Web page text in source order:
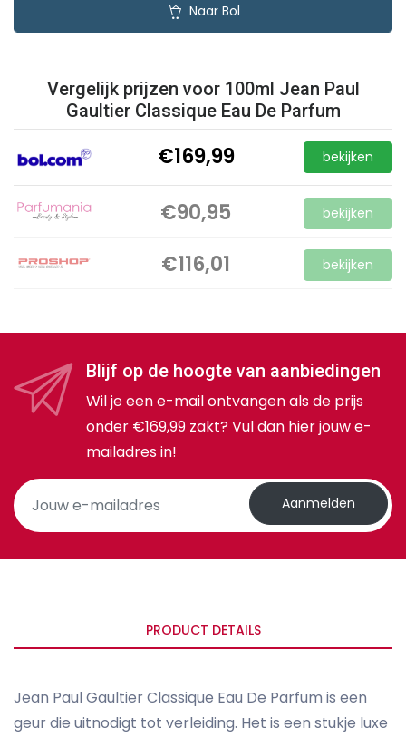
Naar Bol
Vergelijk prijzen voor 100ml Jean Paul
Gaultier Classique Eau De Parfum
€90,95 bekijken
€116,01 bekijken
€169,99 bekijken
Blijf op de hoogte van aanbiedingen
Wil je een e-mail ontvangen als de prijs
onder €169,99 zakt? Vul dan hier jouw e-
mailadres in!
Aanmelden
PRODUCT DETAILS
Jean Paul Gaultier Classique Eau De Parfum is een
geur die uitnodigt tot verleiding. Het is een stukje luxe